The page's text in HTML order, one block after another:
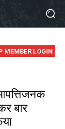
MEMBER LOGIN
बार